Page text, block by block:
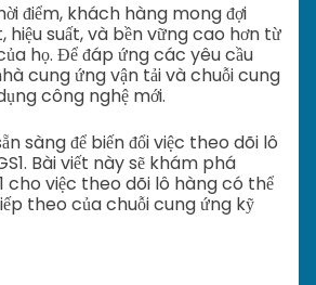
điểm, khách hàng mong đợi
hiệu suất, và bền vững cao hơn từ
họ. Để đáp ứng các yêu cầu
cung ứng vận tải và chuỗi cung
công nghệ mới.
sàng để biến đổi việc theo dõi lô
Bài viết này sẽ khám phá
cho việc theo dõi lô hàng có thể
theo của chuỗi cung ứng kỹ